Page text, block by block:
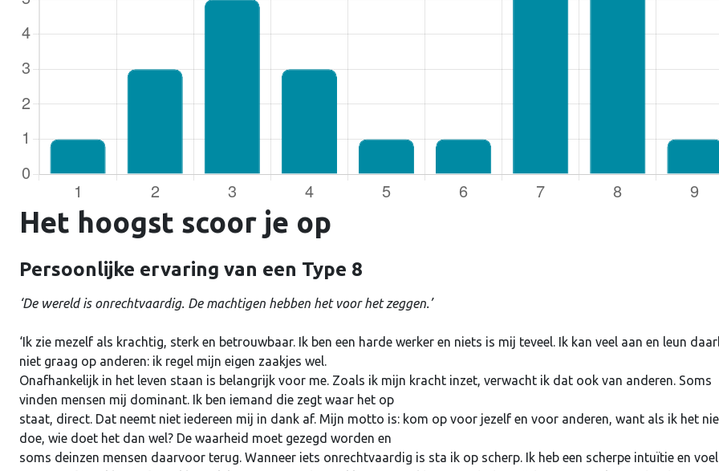
Het hoogst scoor je op
Persoonlijke ervaring van een Type 8
‘De wereld is onrechtvaardig. De machtigen hebben het voor het zeggen.’
‘Ik zie mezelf als krachtig, sterk en betrouwbaar. Ik ben een harde werker en niets is mij teveel. Ik kan veel aan en leun
niet graag op anderen: ik regel mijn eigen zaakjes wel.
Onafhankelijk in het leven staan is belangrijk voor me. Zoals ik mijn kracht inzet, verwacht ik dat ook van anderen. Soms
vinden mensen mij dominant. Ik ben iemand die zegt waar het op
staat, direct. Dat neemt niet iedereen mij in dank af. Mijn motto is: kom op voor jezelf en voor anderen, want als ik het
doe, wie doet het dan wel? De waarheid moet gezegd worden en
soms deinzen mensen daarvoor terug. Wanneer iets onrechtvaardig is sta ik op scherp. Ik heb een scherpe intuïtie en voel
Onthouden